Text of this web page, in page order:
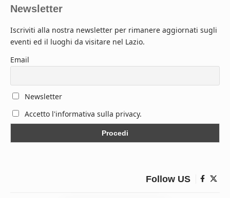
Newsletter
Iscriviti alla nostra newsletter per rimanere aggiornati sugli
eventi ed il luoghi da visitare nel Lazio.
Email
Newsletter
Accetto l'informativa sulla privacy.
Follow US